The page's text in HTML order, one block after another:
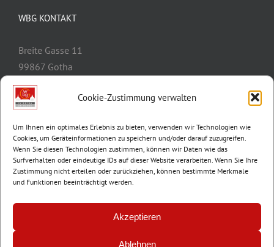
Cookie-Zustimmung verwalten
Um Ihnen ein optimales Erlebnis zu bieten, verwenden wir Technologien wie
Cookies, um Geräteinformationen zu speichern und/oder darauf zuzugreifen.
Wenn Sie diesen Technologien zustimmen, können wir Daten wie das
Surfverhalten oder eindeutige IDs auf dieser Website verarbeiten. Wenn Sie Ihre
Zustimmung nicht erteilen oder zurückziehen, können bestimmte Merkmale
und Funktionen beeinträchtigt werden.
Akzeptieren
Ablehnen
WBG KONTAKT
Breite Gasse 11
99867 Gotha
Telefon:
E-Mail:
info@wbg-gotha.de